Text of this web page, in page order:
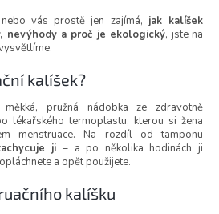
vás prostě jen zajímá, jak kalíšek
nevýhody a proč je ekologický, jste na
kalíšek?
pružná nádobka ze zdravotně
lékařského termoplastu, kterou si žena
menstruace. Na rozdíl od tamponu
ji – a po několika hodinách ji
a opět použijete.
kalíšku